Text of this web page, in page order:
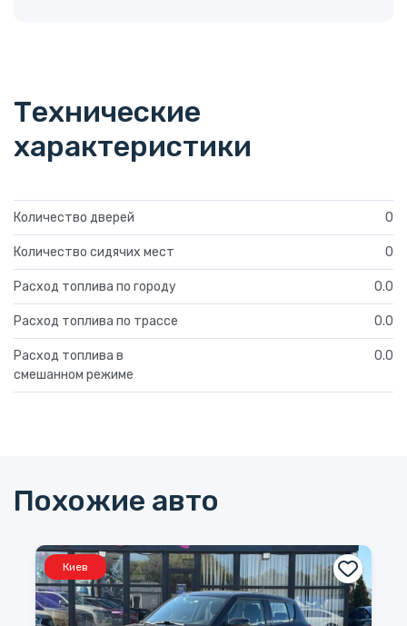
Технические
характеристики
Количество дверей 0
Количество сидячих мест 0
Расход топлива по городу 0.0
Расход топлива по трассе 0.0
Расход топлива в
смешанном режиме
0.0
Похожие авто
Киев